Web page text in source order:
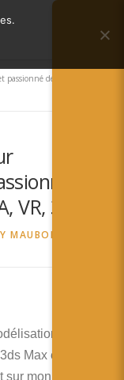
Menu
RA
de nouvelles
de
3D)
MAUBON
3D sur
Max et 2 ans
mon temps